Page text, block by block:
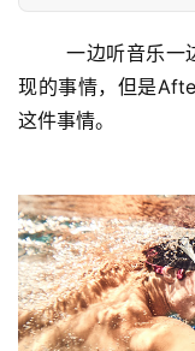
一边听音乐一
现的事情，但是
这件事情。